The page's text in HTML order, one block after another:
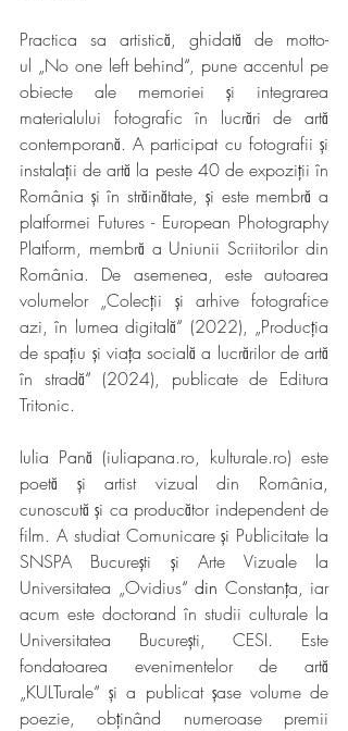
Practica sa artistică, ghidată de motto-
ul „No one left behind“, pune accentul pe
obiecte ale memoriei și integrarea
materialului fotografic în lucrări de artă
contemporană. A participat cu fotografii și
instalații de artă la peste 40 de expoziții în
România și în străinătate, și este membră a
platformei Futures - European Photography
Platform, membră a Uniunii Scriitorilor din
România. De asemenea, este autoarea
volumelor „Colecții și arhive fotografice
azi, în lumea digitală“ (2022), „Producția
de spațiu și viața socială a lucrărilor de artă
în stradă“ (2024), publicate de Editura
Tritonic.
Iulia Pană (iuliapana.ro, kulturale.ro) este
poetă și artist vizual din România,
cunoscută și ca producător independent de
film. A studiat Comunicare și Publicitate la
SNSPA București și Arte Vizuale la
Universitatea „Ovidius“ din Constanța, iar
acum este doctorand în studii culturale la
Universitatea București, CESI. Este
fondatoarea evenimentelor de artă
„KULTurale“ și a publicat șase volume de
poezie, obținând numeroase premii